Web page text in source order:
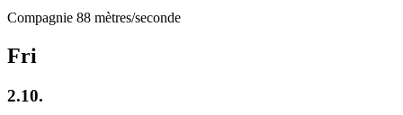
Compagnie 88 mètres/seconde
Fri
2.10.